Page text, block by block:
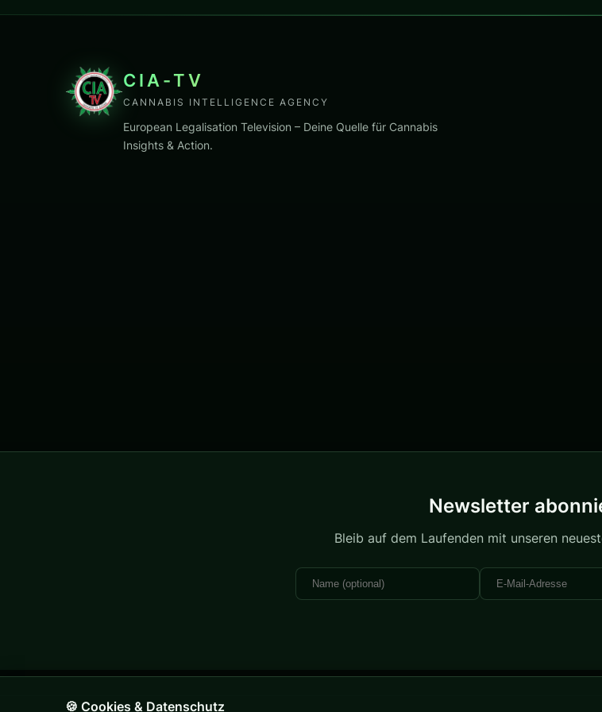
CIA-TV
CANNABIS INTELLIGENCE AGENCY
European Legalisation Television – Deine Quelle für Cannabis
Insights & Action.
Newsletter
Bleib auf dem Laufenden mit unseren
🍪 Cookies & Datenschutz